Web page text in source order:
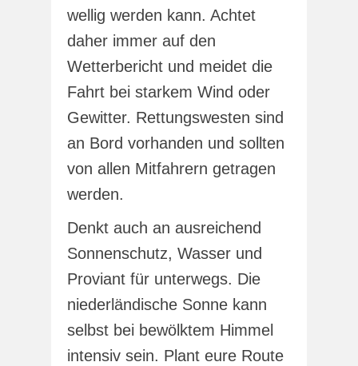
wellig werden kann. Achtet
daher immer auf den
Wetterbericht und meidet die
Fahrt bei starkem Wind oder
Gewitter. Rettungswesten sind
an Bord vorhanden und sollten
von allen Mitfahrern getragen
werden.
Denkt auch an ausreichend
Sonnenschutz, Wasser und
Proviant für unterwegs. Die
niederländische Sonne kann
selbst bei bewölktem Himmel
intensiv sein. Plant eure Route